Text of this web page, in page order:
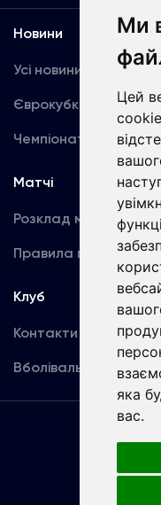
Ми
Цей
cookie
яка
вас.
Новини
Усі новини
Єврокубки
Чемпіонат України
Матчі
Розклад матчів
Правила поведінки
Клуб
Контакти
Вболівальникам